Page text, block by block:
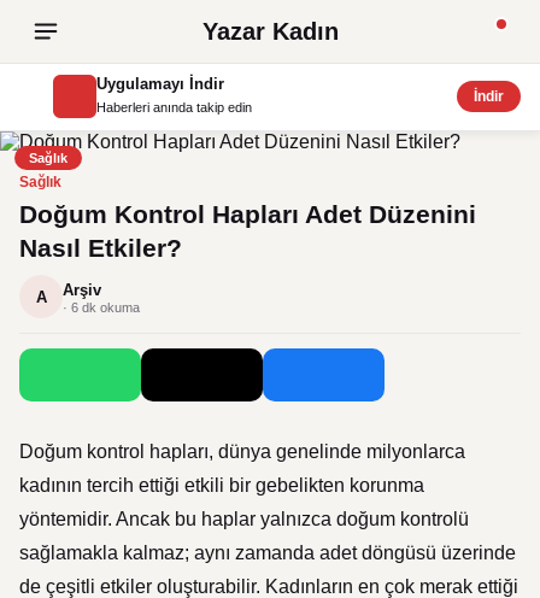
Yazar Kadın
Uygulamayı İndir
Haberleri anında takip edin
İndir
Sağlık
Sağlık
Doğum Kontrol Hapları Adet Düzenini
Nasıl Etkiler?
A Arşiv
· 6 dk okuma
Doğum kontrol hapları, dünya genelinde milyonlarca
kadının tercih ettiği etkili bir gebelikten korunma
yöntemidir. Ancak bu haplar yalnızca doğum kontrolü
sağlamakla kalmaz; aynı zamanda adet döngüsü üzerinde
de çeşitli etkiler oluşturabilir. Kadınların en çok merak ettiği